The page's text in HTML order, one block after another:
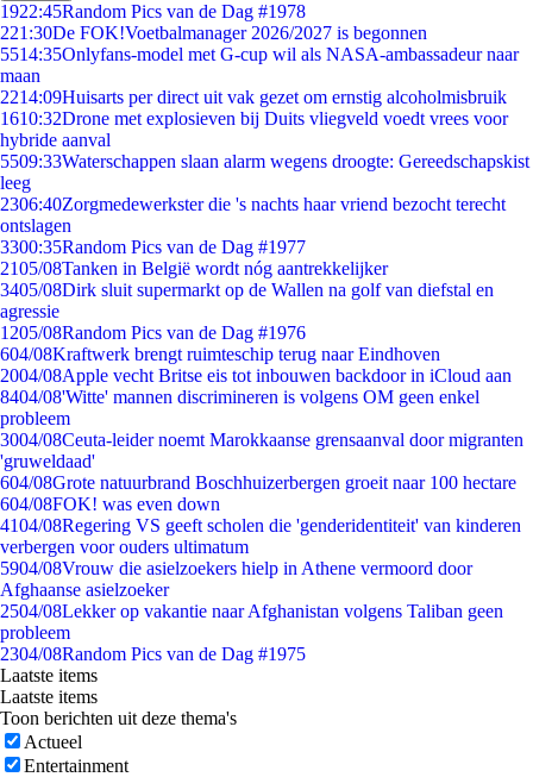
1922:45Random Pics van de Dag #1978
221:30De FOK!Voetbalmanager 2026/2027 is begonnen
5514:35Onlyfans-model met G-cup wil als NASA-ambassadeur naar
maan
2214:09Huisarts per direct uit vak gezet om ernstig alcoholmisbruik
1610:32Drone met explosieven bij Duits vliegveld voedt vrees voor
hybride aanval
5509:33Waterschappen slaan alarm wegens droogte: Gereedschapskist
leeg
2306:40Zorgmedewerkster die 's nachts haar vriend bezocht terecht
ontslagen
3300:35Random Pics van de Dag #1977
2105/08Tanken in België wordt nóg aantrekkelijker
3405/08Dirk sluit supermarkt op de Wallen na golf van diefstal en
agressie
1205/08Random Pics van de Dag #1976
604/08Kraftwerk brengt ruimteschip terug naar Eindhoven
2004/08Apple vecht Britse eis tot inbouwen backdoor in iCloud aan
8404/08'Witte' mannen discrimineren is volgens OM geen enkel
probleem
3004/08Ceuta-leider noemt Marokkaanse grensaanval door migranten
'gruweldaad'
604/08Grote natuurbrand Boschhuizerbergen groeit naar 100 hectare
604/08FOK! was even down
4104/08Regering VS geeft scholen die 'genderidentiteit' van kinderen
verbergen voor ouders ultimatum
5904/08Vrouw die asielzoekers hielp in Athene vermoord door
Afghaanse asielzoeker
2504/08Lekker op vakantie naar Afghanistan volgens Taliban geen
probleem
2304/08Random Pics van de Dag #1975
Laatste items
Laatste items
Toon berichten uit deze thema's
Actueel
Entertainment